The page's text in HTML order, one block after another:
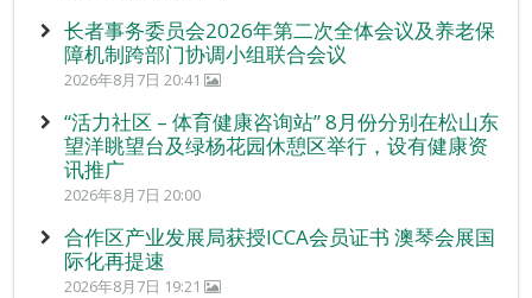
长者事务委员会2026年第二次全体会议及养老保
障机制跨部门协调小组联合会议
2026年8月7日 20:41
“活力社区 – 体育健康咨询站” 8月份分别在松山东
望洋眺望台及绿杨花园休憩区举行，设有健康资
讯推广
2026年8月7日 20:00
合作区产业发展局获授ICCA会员证书 澳琴会展国
际化再提速
2026年8月7日 19:21